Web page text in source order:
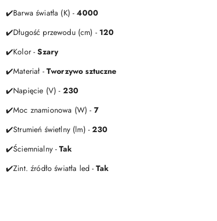
✔️Barwa światła (K) -4000
✔️Długość przewodu (cm) - 120
✔️Kolor -Szary
✔️Materiał -Tworzywo sztuczne
✔️Napięcie (V) - 230
✔️Moc znamionowa (W) - 7
✔️Strumień świetlny (lm) -230
✔️Ściemnialny -Tak
✔️Zint. źródło światła led -Tak